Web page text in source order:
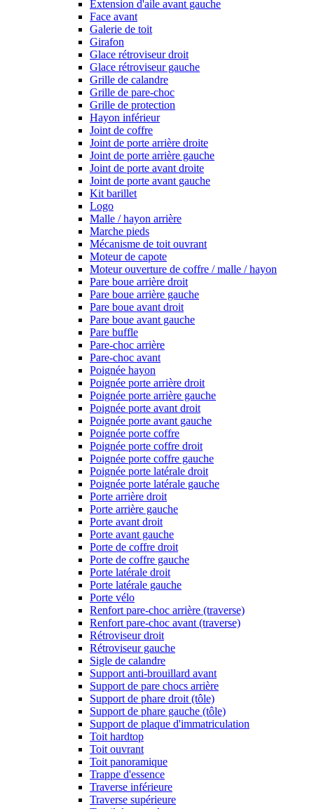
Extension d'aile avant gauche
Face avant
Galerie de toit
Girafon
Glace rétroviseur droit
Glace rétroviseur gauche
Grille de calandre
Grille de pare-choc
Grille de protection
Hayon inférieur
Joint de coffre
Joint de porte arrière droite
Joint de porte arrière gauche
Joint de porte avant droite
Joint de porte avant gauche
Kit barillet
Logo
Malle / hayon arrière
Marche pieds
Mécanisme de toit ouvrant
Moteur de capote
Moteur ouverture de coffre / malle / hayon
Pare boue arrière droit
Pare boue arrière gauche
Pare boue avant droit
Pare boue avant gauche
Pare buffle
Pare-choc arrière
Pare-choc avant
Poignée hayon
Poignée porte arrière droit
Poignée porte arrière gauche
Poignée porte avant droit
Poignée porte avant gauche
Poignée porte coffre
Poignée porte coffre droit
Poignée porte coffre gauche
Poignée porte latérale droit
Poignée porte latérale gauche
Porte arrière droit
Porte arrière gauche
Porte avant droit
Porte avant gauche
Porte de coffre droit
Porte de coffre gauche
Porte latérale droit
Porte latérale gauche
Porte vélo
Renfort pare-choc arrière (traverse)
Renfort pare-choc avant (traverse)
Rétroviseur droit
Rétroviseur gauche
Sigle de calandre
Support anti-brouillard avant
Support de pare chocs arrière
Support de phare droit (tôle)
Support de phare gauche (tôle)
Support de plaque d'immatriculation
Toit hardtop
Toit ouvrant
Toit panoramique
Trappe d'essence
Traverse inférieure
Traverse supérieure